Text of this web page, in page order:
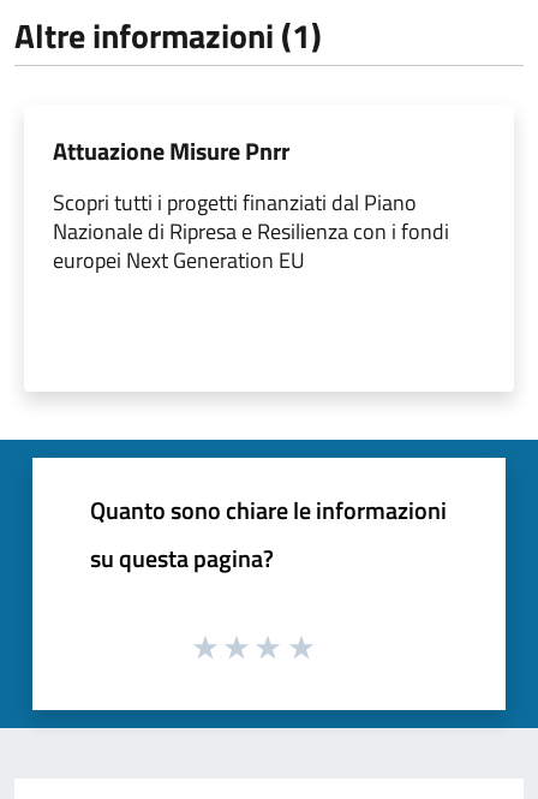
Altre informazioni (1)
Attuazione Misure Pnrr
Scopri tutti i progetti finanziati dal Piano
Nazionale di Ripresa e Resilienza con i fondi
europei Next Generation EU
Quanto sono chiare le informazioni
su questa pagina?